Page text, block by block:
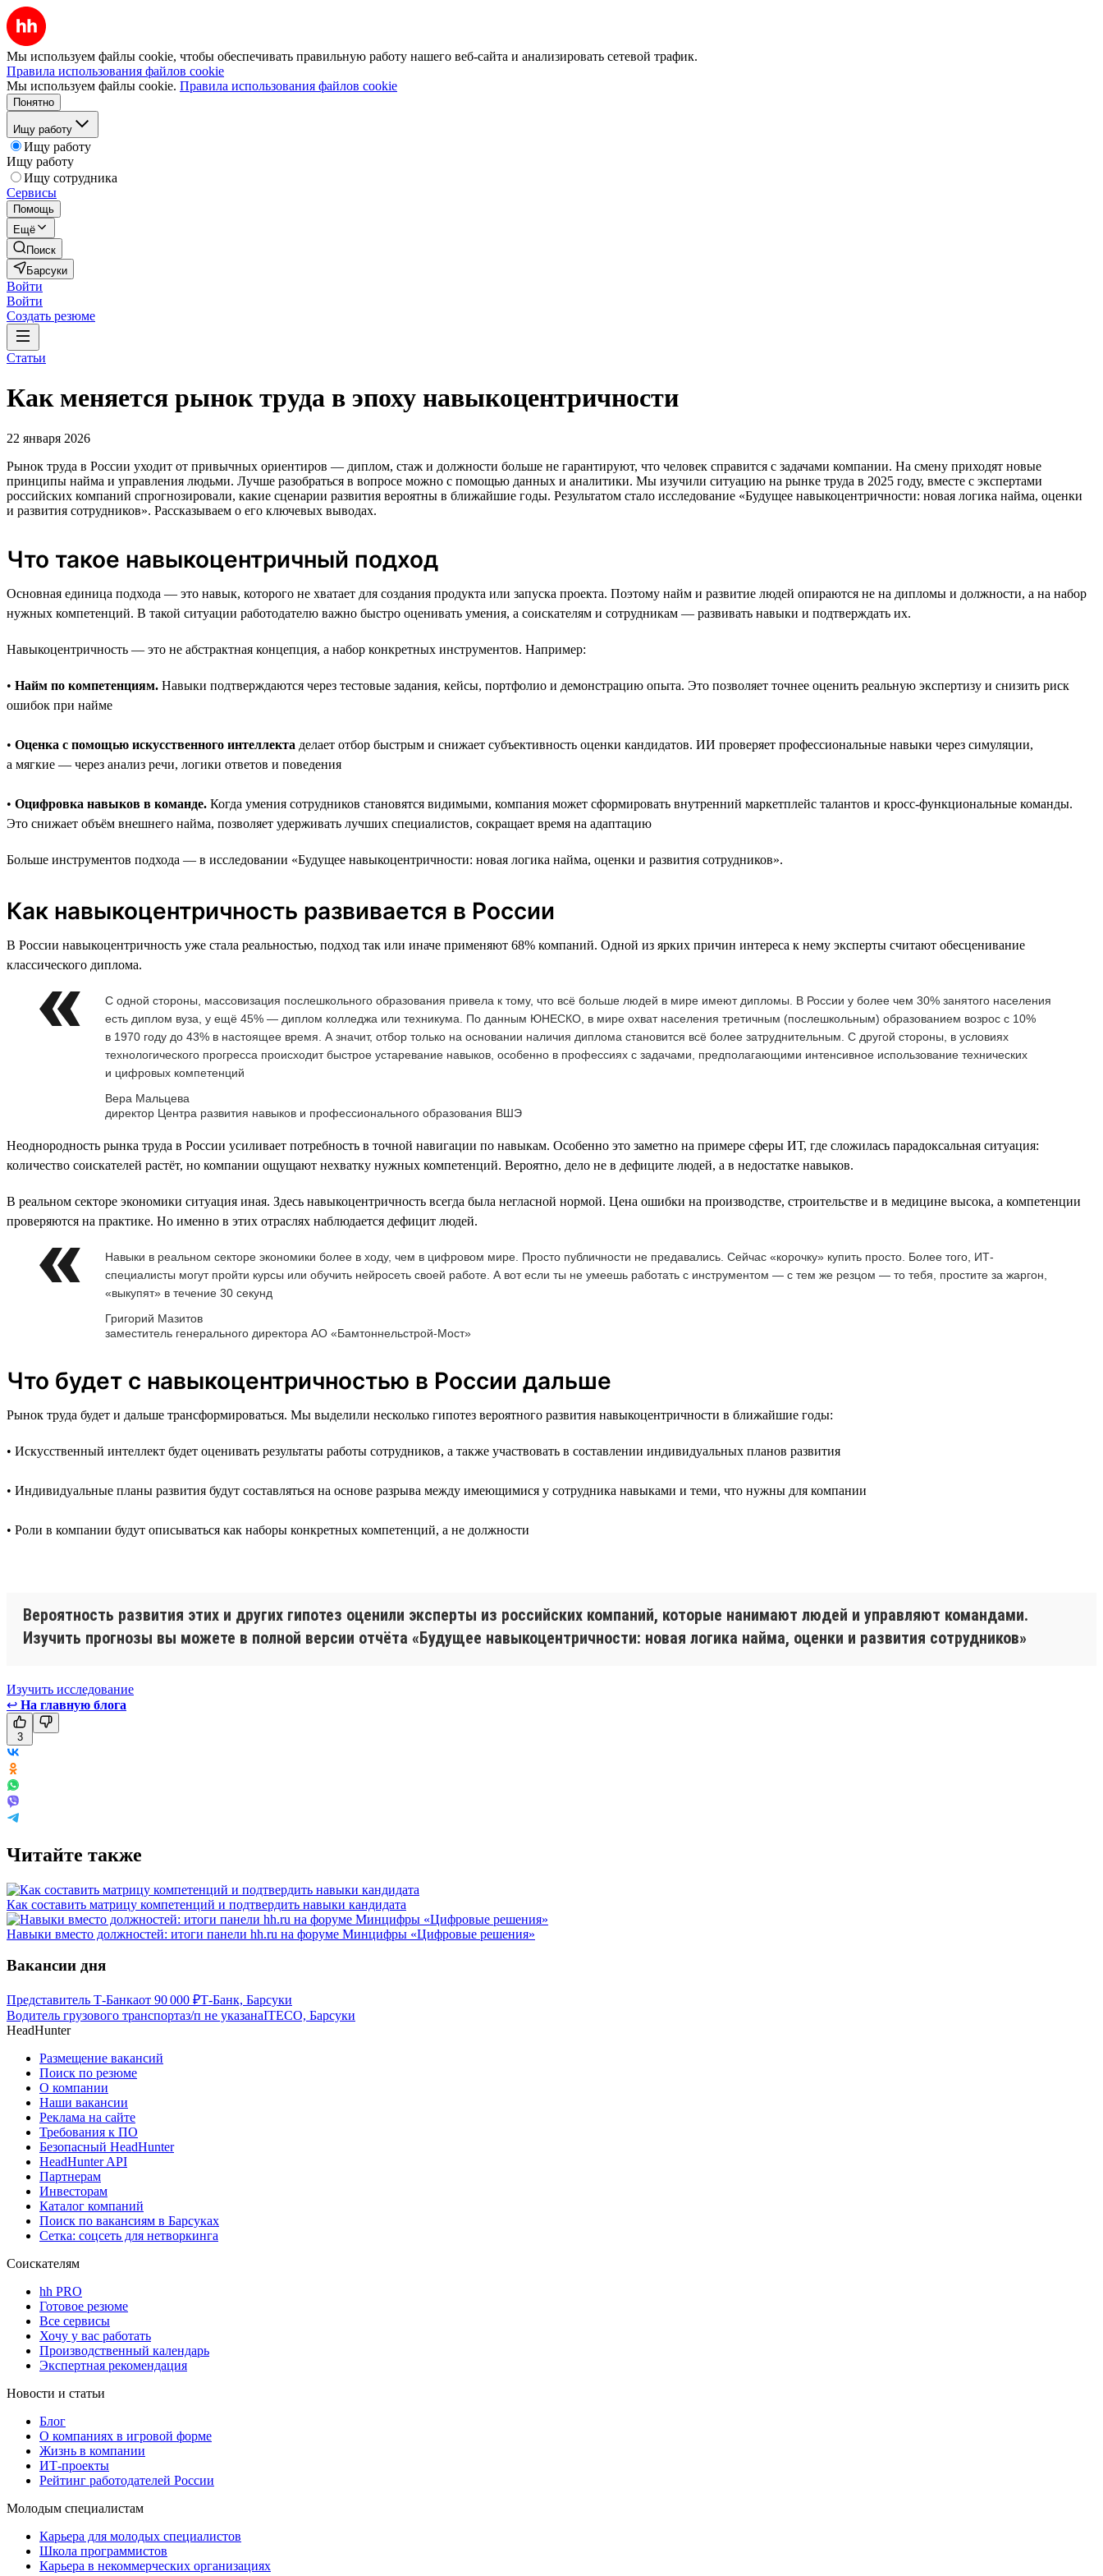
Мы используем файлы cookie, чтобы обеспечивать правильную работу нашего веб-сайта и анализировать сетевой трафик.
Правила использования файлов cookie
Мы используем файлы cookie. Правила использования файлов cookie
Понятно
Ищу работу
Ищу работу
Ищу работу
Ищу сотрудника
Сервисы
Помощь
Ещё
Поиск
Барсуки
Войти
Войти
Создать резюме
Статьи
Как меняется рынок труда в эпоху навыкоцентричности
22 января 2026
Рынок труда в России уходит от привычных ориентиров — диплом, стаж и должности больше не гарантируют, что человек справится с задачами компании. На смену приходят новые
принципы найма и управления людьми. Лучше разобраться в вопросе можно с помощью данных и аналитики. Мы изучили ситуацию на рынке труда в 2025 году, вместе с экспертами
российских компаний спрогнозировали, какие сценарии развития вероятны в ближайшие годы. Результатом стало исследование «Будущее навыкоцентричности: новая логика найма, оценки
и развития сотрудников». Рассказываем о его ключевых выводах.
Что такое навыкоцентричный подход
Основная единица подхода — это навык, которого не хватает для создания продукта или запуска проекта. Поэтому найм и развитие людей опираются не на дипломы и должности, а на набор
нужных компетенций. В такой ситуации работодателю важно быстро оценивать умения, а соискателям и сотрудникам — развивать навыки и подтверждать их.
Навыкоцентричность — это не абстрактная концепция, а набор конкретных инструментов. Например:
• Найм по компетенциям. Навыки подтверждаются через тестовые задания, кейсы, портфолио и демонстрацию опыта. Это позволяет точнее оценить реальную экспертизу и снизить риск
ошибок при найме
• Оценка с помощью искусственного интеллекта делает отбор быстрым и снижает субъективность оценки кандидатов. ИИ проверяет профессиональные навыки через симуляции,
а мягкие — через анализ речи, логики ответов и поведения
• Оцифровка навыков в команде. Когда умения сотрудников становятся видимыми, компания может сформировать внутренний маркетплейс талантов и кросс-функциональные команды.
Это снижает объём внешнего найма, позволяет удерживать лучших специалистов, сокращает время на адаптацию
Больше инструментов подхода — в исследовании «Будущее навыкоцентричности: новая логика найма, оценки и развития сотрудников».
Как навыкоцентричность развивается в России
В России навыкоцентричность уже стала реальностью, подход так или иначе применяют 68% компаний. Одной из ярких причин интереса к нему эксперты считают обесценивание
классического диплома.
С одной стороны, массовизация послешкольного образования привела к тому, что всё больше людей в мире имеют дипломы. В России у более чем 30% занятого населения
есть диплом вуза, у ещё 45% — диплом колледжа или техникума. По данным ЮНЕСКО, в мире охват населения третичным (послешкольным) образованием возрос с 10%
в 1970 году до 43% в настоящее время. А значит, отбор только на основании наличия диплома становится всё более затруднительным. С другой стороны, в условиях
технологического прогресса происходит быстрое устаревание навыков, особенно в профессиях с задачами, предполагающими интенсивное использование технических
и цифровых компетенций
Вера Мальцева
директор Центра развития навыков и профессионального образования ВШЭ
Неоднородность рынка труда в России усиливает потребность в точной навигации по навыкам. Особенно это заметно на примере сферы ИТ, где сложилась парадоксальная ситуация:
количество соискателей растёт, но компании ощущают нехватку нужных компетенций. Вероятно, дело не в дефиците людей, а в недостатке навыков.
В реальном секторе экономики ситуация иная. Здесь навыкоцентричность всегда была негласной нормой. Цена ошибки на производстве, строительстве и в медицине высока, а компетенции
проверяются на практике. Но именно в этих отраслях наблюдается дефицит людей.
Навыки в реальном секторе экономики более в ходу, чем в цифровом мире. Просто публичности не предавались. Сейчас «корочку» купить просто. Более того, ИТ-
специалисты могут пройти курсы или обучить нейросеть своей работе. А вот если ты не умеешь работать с инструментом — с тем же резцом — то тебя, простите за жаргон,
«выкупят» в течение 30 секунд
Григорий Мазитов
заместитель генерального директора АО «Бамтоннельстрой-Мост»
Что будет с навыкоцентричностью в России дальше
Рынок труда будет и дальше трансформироваться. Мы выделили несколько гипотез вероятного развития навыкоцентричности в ближайшие годы:
• Искусственный интеллект будет оценивать результаты работы сотрудников, а также участвовать в составлении индивидуальных планов развития
• Индивидуальные планы развития будут составляться на основе разрыва между имеющимися у сотрудника навыками и теми, что нужны для компании
• Роли в компании будут описываться как наборы конкретных компетенций, а не должности
Вероятность развития этих и других гипотез оценили эксперты из российских компаний, которые нанимают людей и управляют командами.
Изучить прогнозы вы можете в полной версии отчёта «Будущее навыкоцентричности: новая логика найма, оценки и развития сотрудников»
Изучить исследование
↩ На главную блога
3
Читайте также
Как составить матрицу компетенций и подтвердить навыки кандидата
Навыки вместо должностей: итоги панели hh.ru на форуме Минцифры «Цифровые решения»
Вакансии дня
Представитель Т-Банкаот 90 000 ₽Т-Банк, Барсуки
Водитель грузового транспортаз/п не указанаITECO, Барсуки
HeadHunter
Размещение вакансий
Поиск по резюме
О компании
Наши вакансии
Реклама на сайте
Требования к ПО
Безопасный HeadHunter
HeadHunter API
Партнерам
Инвесторам
Каталог компаний
Поиск по вакансиям в Барсуках
Сетка: соцсеть для нетворкинга
Соискателям
hh PRO
Готовое резюме
Все сервисы
Хочу у вас работать
Производственный календарь
Экспертная рекомендация
Новости и статьи
Блог
О компаниях в игровой форме
Жизнь в компании
ИТ-проекты
Рейтинг работодателей России
Молодым специалистам
Карьера для молодых специалистов
Школа программистов
Карьера в некоммерческих организациях